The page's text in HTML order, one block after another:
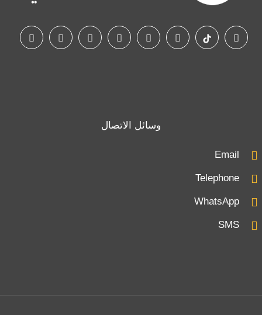
وسائل الاتصال
Email
Telephone
WhatsApp
SMS